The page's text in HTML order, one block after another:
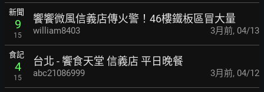
新聞
9
15
饗饗微風信義店傳火警！46樓鐵板區冒大量
william8403 3月前, 04/13
食記
4
15
台北 - 饗食天堂 信義店 平日晚餐
abc21086999 3月前, 04/12